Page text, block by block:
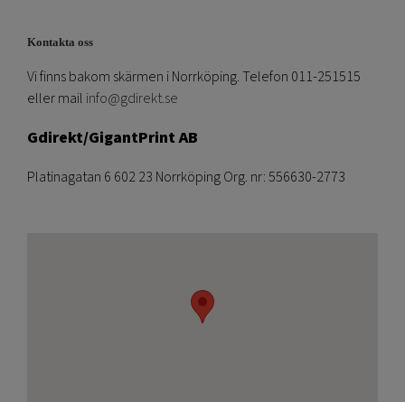
Kontakta oss
Vi finns bakom skärmen i Norrköping. Telefon 011-251515
eller mail info@gdirekt.se
Gdirekt/GigantPrint AB
Platinagatan 6 602 23 Norrköping Org. nr: 556630-2773